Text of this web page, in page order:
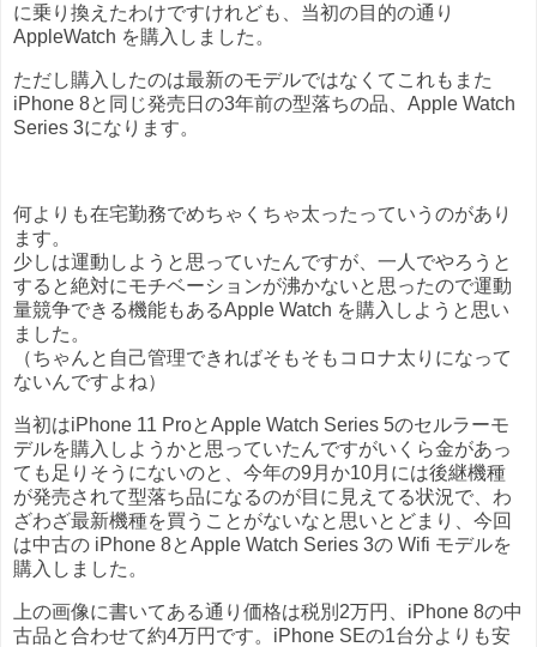
に乗り換えたわけですけれども、当初の目的の通り
AppleWatch を購入しました。
ただし購入したのは最新のモデルではなくてこれもまた
iPhone 8と同じ発売日の3年前の型落ちの品、Apple Watch
Series 3になります。
何よりも在宅勤務でめちゃくちゃ太ったっていうのがあり
ます。
少しは運動しようと思っていたんですが、一人でやろうと
すると絶対にモチベーションが沸かないと思ったので運動
量競争できる機能もあるApple Watch を購入しようと思い
ました。
（ちゃんと自己管理できればそもそもコロナ太りになって
ないんですよね）
当初はiPhone 11 ProとApple Watch Series 5のセルラーモ
デルを購入しようかと思っていたんですがいくら金があっ
ても足りそうにないのと、今年の9月か10月には後継機種
が発売されて型落ち品になるのが目に見えてる状況で、わ
ざわざ最新機種を買うことがないなと思いとどまり、今回
は中古の iPhone 8とApple Watch Series 3の Wifi モデルを
購入しました。
上の画像に書いてある通り価格は税別2万円、iPhone 8の中
古品と合わせて約4万円です。iPhone SEの1台分よりも安